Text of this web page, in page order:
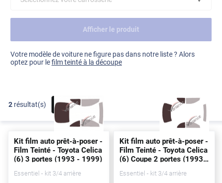
Ford
Hyundai
Land Rover
Voir tout
Afficher le produit
Votre modèle de voiture ne figure pas dans notre liste ? Alors
optez pour lefilm teinté à la découpe
2 résultat(s) FILTRER
Kit film auto prêt-à-poser -
Film Teinté - Toyota Celica
(6) 3portes (1993 - 1999)
Essentiel - kit 3/4 arrière
Kit film auto prêt-à-poser -
Film Teinté - Toyota Celica
(6) Coupe 2portes (1993 -
Essentiel - kit 3/4 arrière